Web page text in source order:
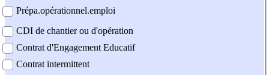
Prépa.opérationnel.emploi
CDI de chantier ou d'opération
Contrat d'Engagement Educatif
Contrat intermittent